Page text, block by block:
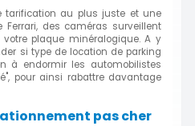
tarification au plus juste et une
Ferrari, des caméras surveillent
plaque minéralogique. A y
si type de location de parking
à endormir les automobilistes
pour ainsi rabattre davantage
pas cher